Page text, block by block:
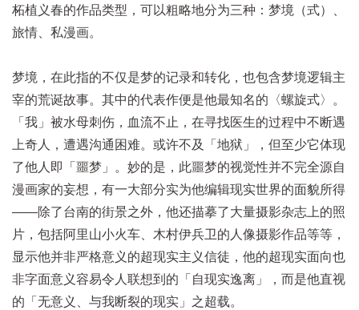
柘植义春的作品类型，可以粗略地分为三种：梦境（式）、
旅情、私漫画。
梦境，在此指的不仅是梦的记录和转化，也包含梦境逻辑主
宰的荒诞故事。其中的代表作便是他最知名的〈螺旋式〉。
「我」被水母刺伤，血流不止，在寻找医生的过程中不断遇
上奇人，遭遇沟通困难。或许不及「地狱」，但至少它体现
了他人即「噩梦」。妙的是，此噩梦的视觉性并不完全源自
漫画家的妄想，有一大部分实为他编辑现实世界的面貌所得
——除了台南的街景之外，他还描摹了大量摄影杂志上的照
片，包括阿里山小火车、木村伊兵卫的人像摄影作品等等，
显示他并非严格意义的超现实主义信徒，他的超现实面向也
非字面意义容易令人联想到的「自现实逸离」，而是他直视
的「无意义、与我断裂的现实」之超载。